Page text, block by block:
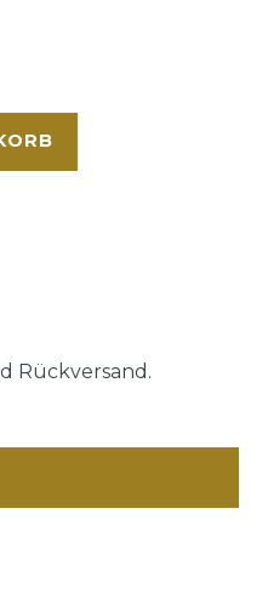
Rückversand.